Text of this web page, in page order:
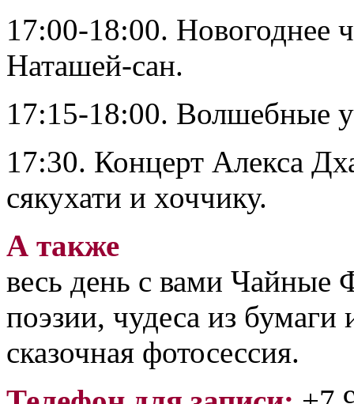
17:00-18:00. Новогоднее
Наташей-сан.
17:15-18:00. Волшебные
17:30. Концерт Алекса
сякухати и хоччику.
А также
весь день с вами Чайные
поэзии, чудеса из
сказочная фотосессия.